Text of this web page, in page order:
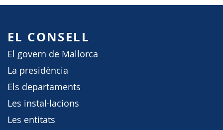
EL CONSELL
El govern de Mallorca
La presidència
Els departaments
Les instal·lacions
Les entitats